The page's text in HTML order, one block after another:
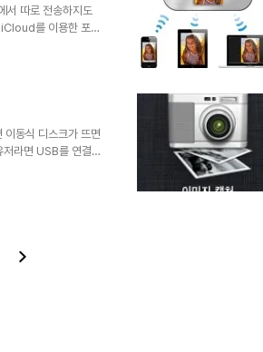
서 따로 전송하지도
iCloud를 이용한 포토
하면 바로 사용할 수
토스트림을 확인할
있다는..
이동식 디스크가 뜨면
저라면 USB를 연결
를 실행해야 하고 또
라는 문구가 뜨면서